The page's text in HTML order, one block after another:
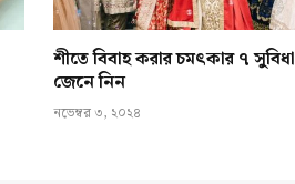
শীতে বিবাহ করার চমৎকার ৭ সুবিধা
জেনে নিন
নভেম্বর ৩, ২০২৪